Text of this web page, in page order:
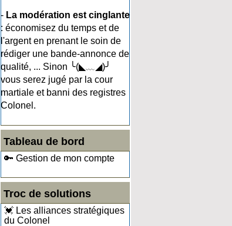
- La modération est cinglante
: économisez du temps et de
l'argent en prenant le soin de
rédiger une bande-annonce de
qualité, ... Sinon ╰(◣﹏◢)╯
vous serez jugé par la cour
martiale et banni des registres
Colonel.
Tableau de bord
🔑 Gestion de mon compte
Troc de solutions
💓 Les alliances stratégiques
du Colonel